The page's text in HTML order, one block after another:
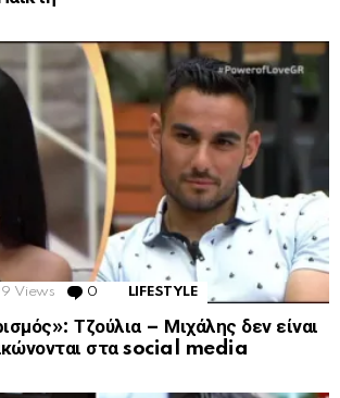
Views 0 Comments
LIFESTYLE
Τζούλια – Μιχάλης δεν είναι
στα social media